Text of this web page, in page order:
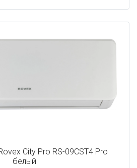
City Pro RS-09CST4 Pro
белый